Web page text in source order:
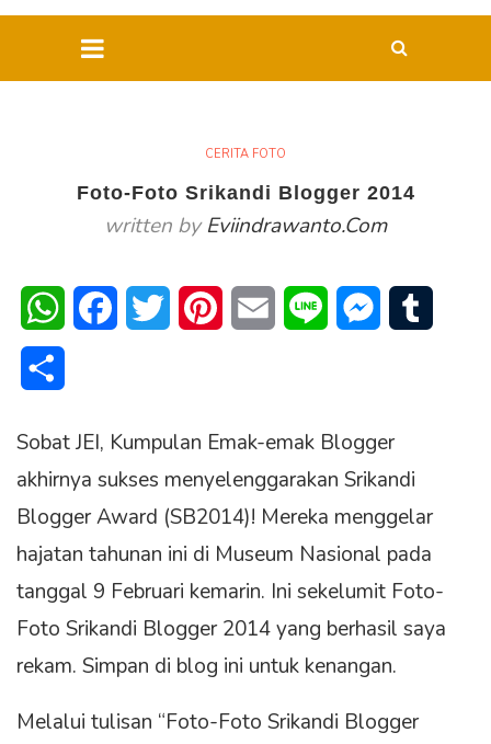
CERITA FOTO
Foto-Foto Srikandi Blogger 2014
written byEviindrawanto.com
WhatsAppFacebookTwitter PinterestEmail Line Messenger
Sobat JEI, Kumpulan Emak-emak Blogger
akhirnya sukses menyelenggarakan Srikandi
Blogger Award (SB2014)! Mereka menggelar
hajatan tahunan ini di Museum Nasional pada
tanggal 9 Februari kemarin. Ini sekelumit Foto-
Foto Srikandi Blogger 2014 yang berhasil saya
rekam. Simpan di blog ini untuk kenangan.
Melalui tulisan “Foto-Foto Srikandi Blogger